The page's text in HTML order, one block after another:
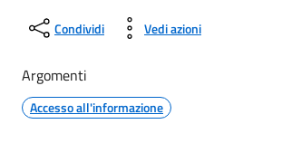
Condividi Vedi azioni
Argomenti
Accesso all'informazione